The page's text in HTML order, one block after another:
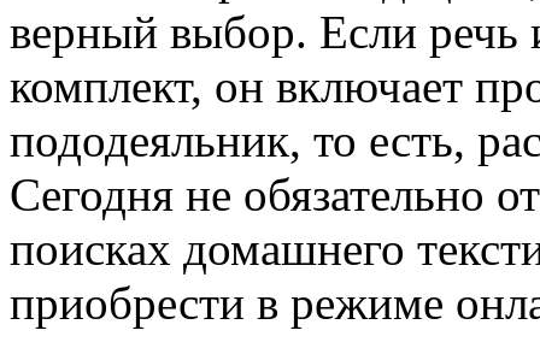
верный выбор. Если речь
комплект, он включает
пододеяльник, то есть,
Сегодня не обязательно
поисках домашнего
приобрести в режиме